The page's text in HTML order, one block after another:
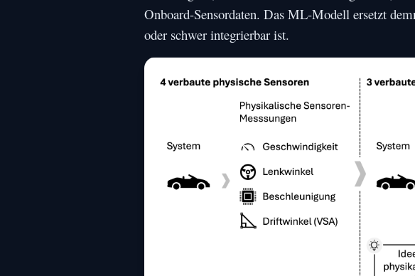
Onboard-Sensordaten. Das ML-Modell ersetzt
oder schwer integrierbar ist.